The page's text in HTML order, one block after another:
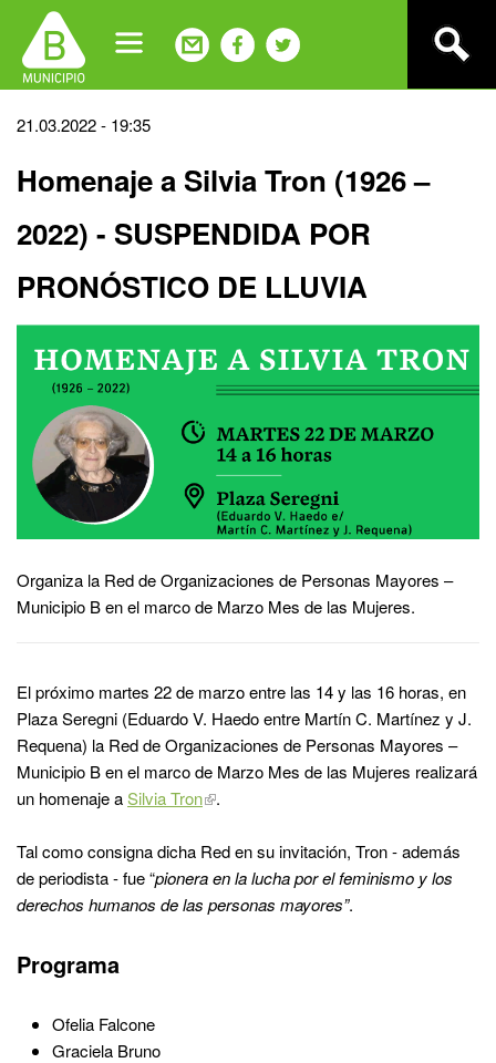
navigation
Back
top
21.03.2022 - 19:35
Homenaje a Silvia Tron (1926 –
2022) - SUSPENDIDA POR
PRONÓSTICO DE LLUVIA
Organiza la Red de Organizaciones de Personas Mayores –
Municipio B en el marco de Marzo Mes de las Mujeres.
El próximo martes 22 de marzo entre las 14 y las 16 horas, en
Plaza Seregni (Eduardo V. Haedo entre Martín C. Martínez y J.
Requena) la Red de Organizaciones de Personas Mayores –
Municipio B en el marco de Marzo Mes de las Mujeres realizará
un homenaje aSilvia Tron .
Tal como consigna dicha Red en su invitación, Tron - además
de periodista - fue “pionera en la lucha por el feminismo y los
derechos humanos de las personas mayores”.
Programa
Ofelia Falcone
Graciela Bruno